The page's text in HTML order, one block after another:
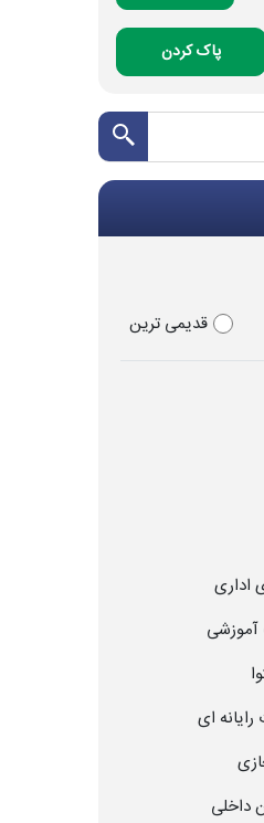
پاک کردن
قدیمی ترین
اداری
ای
داخلی